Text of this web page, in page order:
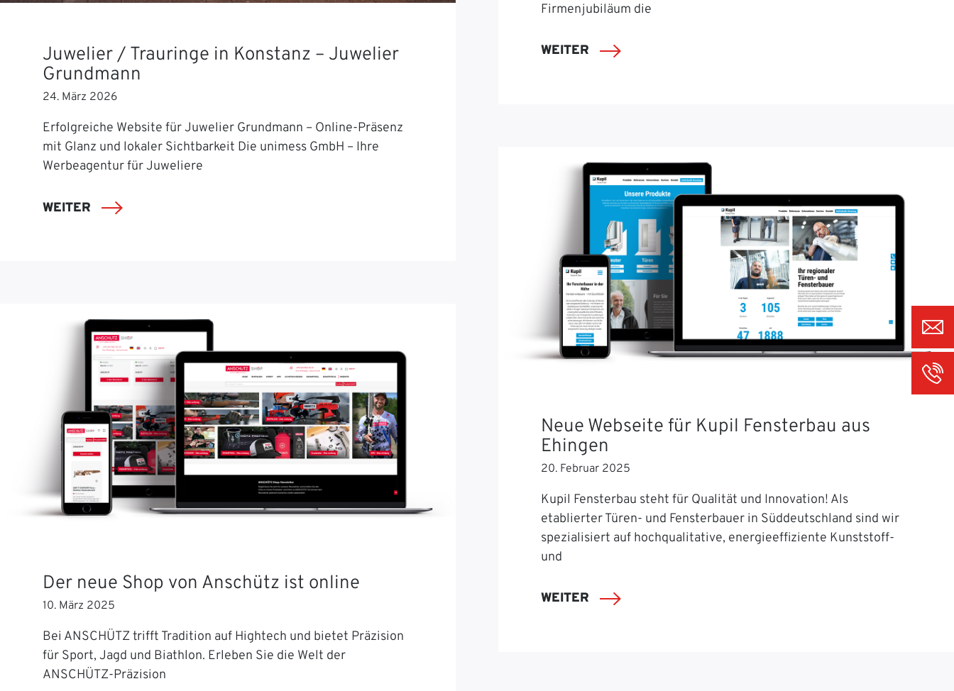
Juwelier / Trauringe in Konstanz – Juwelier
Grundmann
24. März 2026
Erfolgreiche Website für Juwelier Grundmann – Online-Präsenz
mit Glanz und lokaler Sichtbarkeit Die unimess GmbH – Ihre
Werbeagentur für Juweliere
WEITER
Firmenjubiläum die
WEITER
Der neue Shop von Anschütz ist online
10. März 2025
Bei ANSCHÜTZ trifft Tradition auf Hightech und bietet Präzision
für Sport, Jagd und Biathlon. Erleben Sie die Welt der
ANSCHÜTZ-Präzision
Neue Webseite für Kupil Fensterbau aus
Ehingen
20. Februar 2025
Kupil Fensterbau steht für Qualität und Innovation! Als
etablierter Türen- und Fensterbauer in Süddeutschland sind wir
spezialisiert auf hochqualitative, energieeffiziente Kunststoff-
und
WEITER